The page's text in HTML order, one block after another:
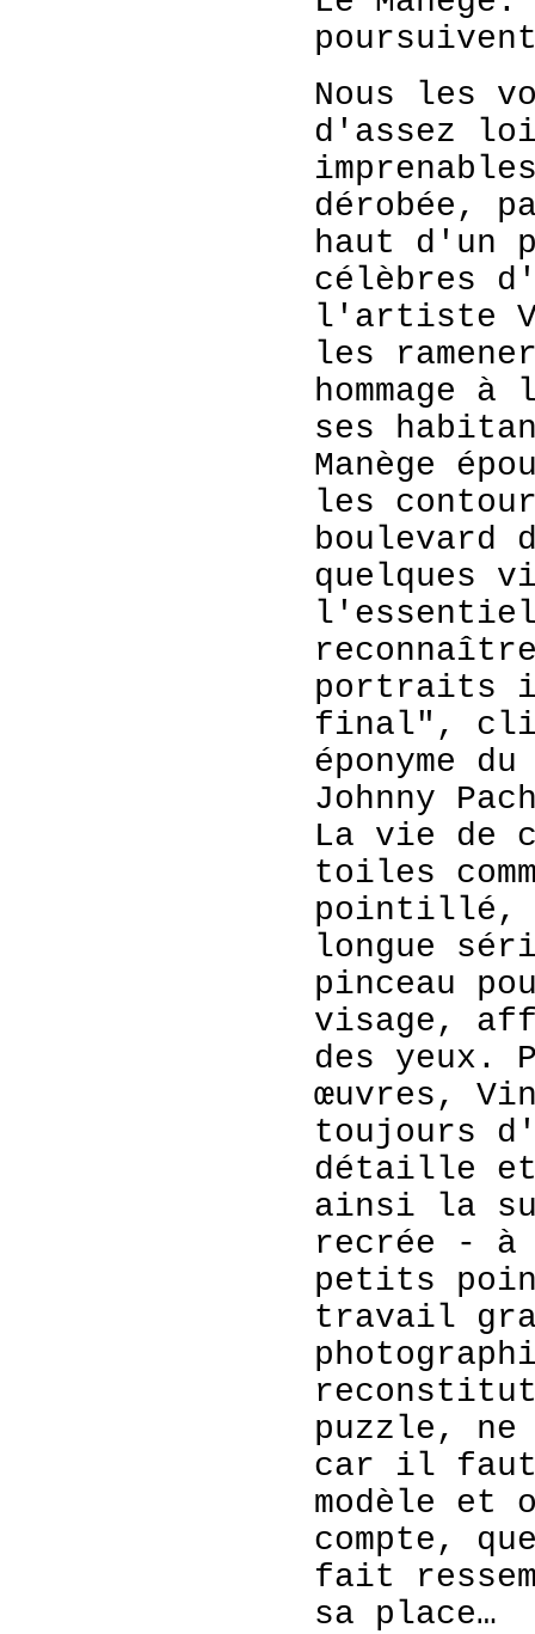
Nous les
d'assez
dérobée,
haut d'un
célèbres
l'artiste
les
hommage
ses
Manège
les
boulevard
quelques
portraits
final",
éponyme
Johnny
La vie de
toiles
pointillé,
longue
pinceau
visage,
des yeux.
œuvres,
toujours
détaille et
ainsi la
recrée - à
petits
travail
puzzle,
car il faut
modèle et
compte,
fait
sa place…